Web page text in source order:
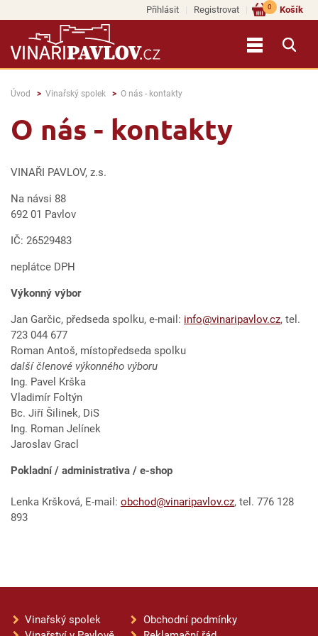
Přihlásit Registrovat Košík
0
Úvod Vinařský spolek O nás - kontakty
O nás - kontakty
VINAŘI PAVLOV, z.s.
Na návsi 88
692 01 Pavlov
IČ: 26529483
neplátce DPH
Výkonný výbor
Jan Garčic, předseda spolku, e-mail: info@vinaripavlov.cz, tel.
723 044 677
Roman Antoš, místopředseda spolku
další členové výkonného výboru
Ing. Pavel Krška
Vladimír Foltýn
Bc. Jiří Šilinek, DiS
Ing. Roman Jelínek
Jaroslav Gracl
Pokladní / administrativa / e-shop
Lenka Kršková, E-mail: obchod@vinaripavlov.cz, tel. 776 128
893
Vinařský spolek
Obchodní podmínky